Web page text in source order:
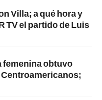
Villa; a qué hora y
TV el partido de Luis
femenina obtuvo
Centroamericanos;